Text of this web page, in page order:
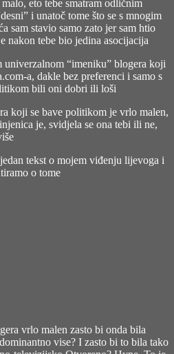
eto tebe smatram odličnim
i unatoč tome što se s mnogim
sam stavio samo zato jer sam htio
nakon tebe bio jedina asocijacija
“imeniku” blogera koji
a, dakle bez preferenci i samo s
bili oni dobri ili loši
koji se bave politikom je vrlo malen,
je, svidjela se ona tebi ili ne,
tekst o mojem viđenju lijevoga i
o tome
vrlo malen zasto bi onda bila
vise? I zasto bi to bila tako